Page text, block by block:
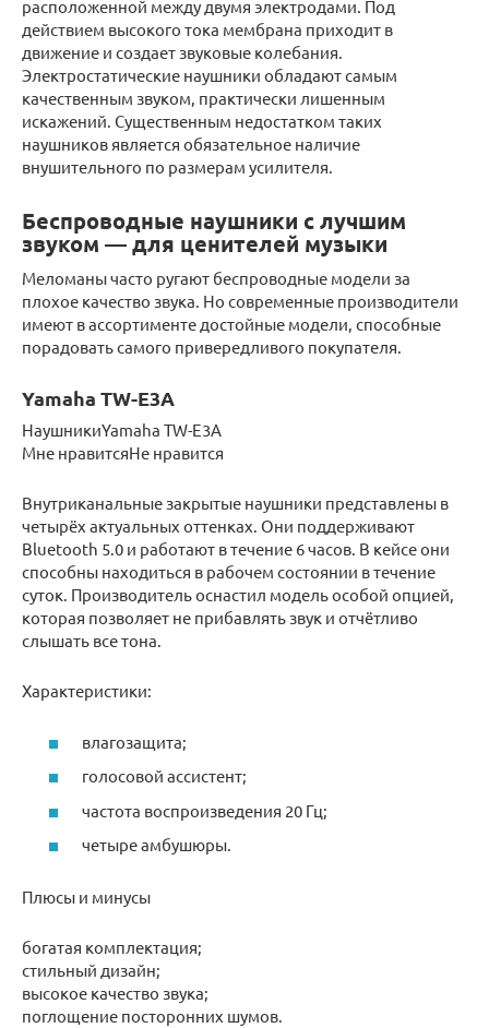
расположенной между двумя электродами. Под
действием высокого тока мембрана приходит в
движение и создает звуковые колебания.
Электростатические наушники обладают самым
качественным звуком, практически лишенным
искажений. Существенным недостатком таких
наушников является обязательное наличие
внушительного по размерам усилителя.
Беспроводные наушники с лучшим
звуком — для ценителей музыки
Меломаны часто ругают беспроводные модели за
плохое качество звука. Но современные производители
имеют в ассортименте достойные модели, способные
порадовать самого привередливого покупателя.
Yamaha TW-E3A
НаушникиYamaha TW-E3A
Мне нравитсяНе нравится
Внутриканальные закрытые наушники представлены в
четырёх актуальных оттенках. Они поддерживают
Bluetooth 5.0 и работают в течение 6 часов. В кейсе они
способны находиться в рабочем состоянии в течение
суток. Производитель оснастил модель особой опцией,
которая позволяет не прибавлять звук и отчётливо
слышать все тона.
Характеристики:
влагозащита;
голосовой ассистент;
частота воспроизведения 20 Гц;
четыре амбушюры.
Плюсы и минусы
богатая комплектация;
стильный дизайн;
высокое качество звука;
поглощение посторонних шумов.